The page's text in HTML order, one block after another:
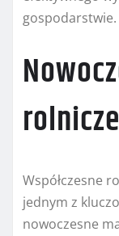
gospodarstwie.
rolnicze
Współczesne
jednym z
nowoczesne